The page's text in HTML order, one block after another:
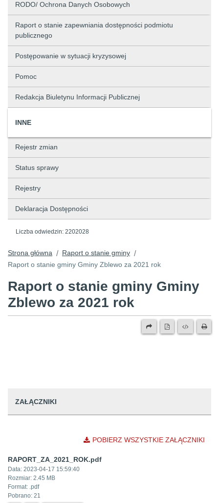
RODO/ Ochrona Danych Osobowych
Raport o stanie zapewniania dostępności podmiotu
publicznego
Postępowanie w sytuacji kryzysowej
Pomoc
Redakcja Biuletynu Informacji Publicznej
INNE
Rejestr zmian
Status sprawy
Rejestry
Deklaracja Dostępności
Liczba odwiedzin: 2202028
Strona główna / Raport o stanie gminy /
Raport o stanie gminy Gminy Zblewo za 2021 rok
Raport o stanie gminy Gminy
Zblewo za 2021 rok
ZAŁĄCZNIKI
POBIERZ WSZYSTKIE ZAŁĄCZNIKI
RAPORT_ZA_2021_ROK.pdf
Data: 2023-04-17 15:59:40
Rozmiar: 2.45 MB
Format: .pdf
Pobrano: 21